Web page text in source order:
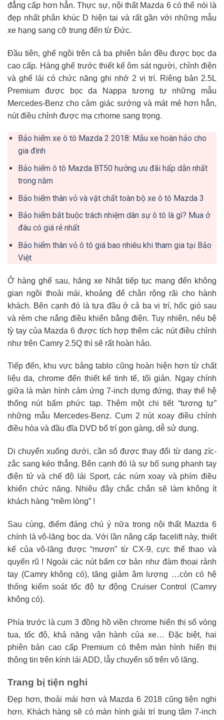
đẳng cấp hơn hẳn. Thực sự, nội thất Mazda 6 có thể nói là
đẹp nhất phân khúc D hiện tại và rất gần với những mẫu
xe hạng sang cỡ trung đến từ Đức.
Đầu tiên, ghế ngồi trên cả ba phiên bản đều được bọc da
cao cấp. Hàng ghế trước thiết kế ôm sát người, chỉnh điện
và ghế lái có chức năng ghi nhớ 2 vị trí. Riêng bản 2.5L
Premium được bọc da Nappa tương tự những mẫu
Mercedes-Benz cho cảm giác sướng và mát mẻ hơn hẳn,
nút điều chỉnh được mạ crhome sang trọng.
Bảo hiểm xe ô tô Mazda 2 2018: Mẫu xe hoàn hảo cho
gia đình
Bảo hiểm ô tô Mazda BT50 hưởng ưu đãi hấp dẫn nhất
trong năm
Bảo hiểm thân vỏ và vật chất toàn bộ xe ô tô Mazda 3
Bảo hiểm bắt buộc trách nhiệm dân sự ô tô là gì? Mua ở
đâu có giá rẻ nhất
Bảo hiểm thân vỏ ô tô giá bao nhiêu khi tham gia tại Bảo
Việt
Ở hàng ghế sau, hãng xe Nhật tiếp tục mang đến không
gian ngồi thoải mái, khoảng để chân rộng rãi cho hành
khách. Bên cạnh đó là tựa đầu ở cả ba vị trí, hốc gió sau
và rèm che nắng điều khiển bằng điện. Tuy nhiên, nếu bệ
tỳ tay của Mazda 6 được tích hợp thêm các nút điều chỉnh
như trên Camry 2.5Q thì sẽ rất hoàn hảo.
Tiếp đến, khu vực bảng tablo cũng hoàn hiện hơn từ chất
liệu da, chrome đến thiết kế tinh tế, tối giản. Ngay chính
giữa là màn hình cảm ứng 7-inch dựng đứng, thay thế hệ
thống nút bấm phức tạp. Thêm một chi tiết “tương tự”
những mẫu Mercedes-Benz. Cụm 2 nút xoay điều chỉnh
điều hòa và đầu đĩa DVD bố trí gọn gàng, dễ sử dụng.
Di chuyển xuống dưới, cần số được thay đổi từ dang zíc-
zắc sang kéo thẳng. Bên cạnh đó là sự bổ sung phanh tay
điện tử và chế độ lái Sport, các núm xoay và phím điều
khiển chức năng. Nhiêu đây chắc chắn sẽ làm không ít
khách hàng “mềm lòng” !
Sau cùng, điểm đáng chú ý nữa trong nội thất Mazda 6
chính là vô-lăng bọc da. Với lần nâng cấp facelift này, thiết
kế của vô-lăng được “mượn” từ CX-9, cực thể thao và
quyến rũ ! Ngoài các nút bấm cơ bản như đàm thoại rảnh
tay (Camry không có), tăng giảm âm lượng …còn có hệ
thống kiểm soát tốc độ tự động Cruiser Control (Camry
không có).
Phía trước là cụm 3 đồng hồ viền chrome hiển thị số vòng
tua, tốc độ, khả năng vận hành của xe… Đặc biệt, hai
phiên bản cao cấp Premium có thêm màn hình hiển thị
thông tin trên kính lái ADD, lẫy chuyển số trên vô lăng.
Trang bị tiện nghi
Đẹp hơn, thoải mái hơn và Mazda 6 2018 cũng tiện nghi
hơn. Khách hàng sẽ có màn hình giải trí trung tâm 7-inch